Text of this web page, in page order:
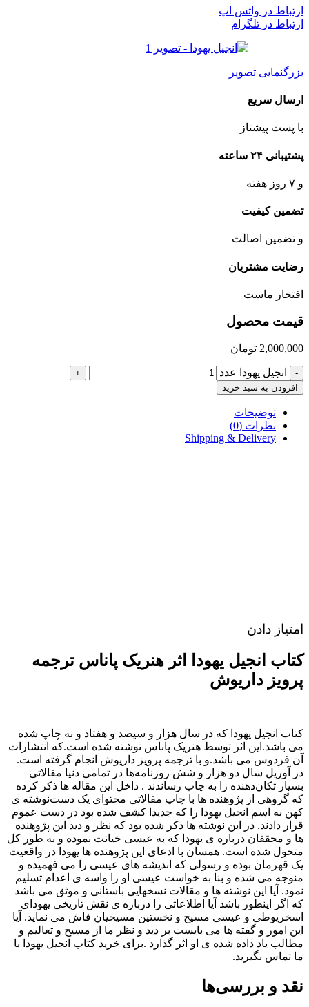
ارتباط در واتس اپ
ارتباط در تلگرام
بزرگنمایی تصویر
ارسال سریع
با پست پیشتاز
پشتیبانی ۲۴ ساعته
و ۷ روز هفته
تضمین کیفیت
و تضمین اصالت
رضایت مشتریان
افتخار ماست
قیمت محصول
2,000,000 تومان
- انجیل یهودا عدد
+
افزودن به سبد خرید
توضیحات
نظرات (0)
Shipping & Delivery
امتیاز دادن
کتاب انجیل یهودا اثر هنریک پاناس ترجمه
پرویز داریوش
کتاب انجیل یهودا که در سال هزار و سیصد و هفتاد و نه چاپ شده
می باشد.این اثر توسط هنریک پاناس نوشته شده است.که انتشارات
آن ف‍ردوس‌ می باشد.و با ترجمه پرویز داریوش انجام گرفته است.
در آوریل سال دو هزار و شش روزنامه‌ها در تمامی دنیا مقالاتی
بسیار تکان‌دهنده را به چاپ رساندند .‏ داخل این مقاله ها ذکر کرده
که گروهی از پژوهنده ها با چاپ مقالاتی محتوای یک دست‌نوشته ی
کهن به اسم انجیل یهودا را که جدیدا کشف شده بود در دست عموم
قرار دادند.‏ در این نوشته ها ذکر شده بود که نظر و دید این پژوهنده
ها و محققان درباره ی یهودا که به عیسی خیانت نموده و به طور کل
متحول شده است.‏ همسان با ادعای این پژوهنده ها یهودا در واقعیت
یک قهرمان بوده و رسولی که اندیشه های عیسی را می فهمیده و
منوجه می شده و بنا به خواست عیسی او را واسه ی اعدام تسلیم
نمود.‏ آیا این نوشته ها و مقالات نسخهایی باستانی و موثق می باشد
که اگر اینطور باشد آیا اطلاعاتی را درباره ی نقش تاریخی یهودای
اسخریوطی و عیسی مسیح و نخستین مسیحیان فاش می نماید. آیا
این امور و گفته ها می بایست بر دید و نظر ما از مسیح و تعالیم و
مطالب یاد داده شده ی او اثر گذارد .برای خرید کتاب انجیل یهودا با
ما تماس بگیرید.
نقد و بررسی‌ها